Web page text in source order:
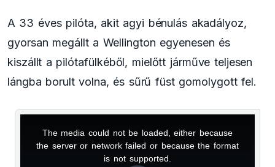
A 33 éves pilóta, akit agyi bénulás akadályoz,
gyorsan megállt a Wellington egyenesen és
kiszállt a pilótafülkéből, mielőtt járműve teljesen
lángba borult volna, és sűrű füst gomolygott fel.
The media could not be loaded, either because
the server or network failed or because the format
is not supported.